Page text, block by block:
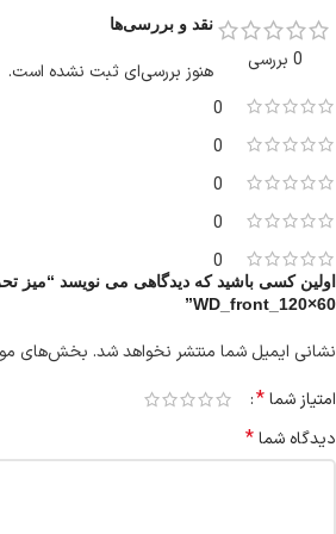
0 بررسی
0
0
0
0
0
نقد و بررسی‌ها
هنوز بررسی‌ای ثبت نشده است.
اولین کسی باشید که دیدگاهی می نویسد “میز
WD_front_120×60”
نشانی ایمیل شما منتشر نخواهد شد. بخش‌های
امتیاز شما*
دیدگاه شما*